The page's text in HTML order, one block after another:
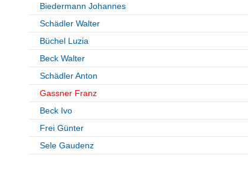
Biedermann Johannes
Schädler Walter
Büchel Luzia
Beck Walter
Schädler Anton
Gassner Franz
Beck Ivo
Frei Günter
Sele Gaudenz